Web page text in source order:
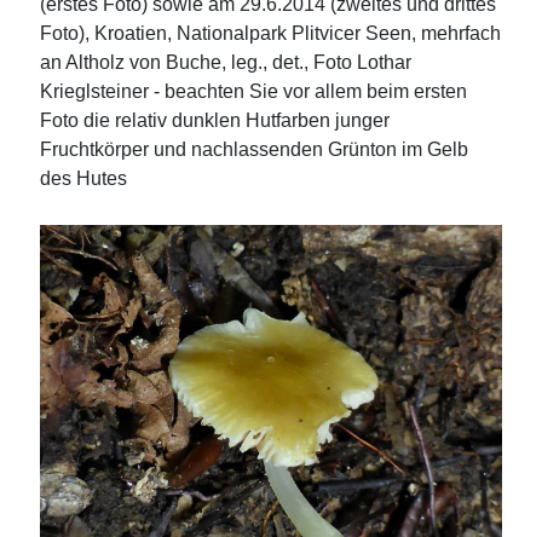
(erstes Foto) sowie am 29.6.2014 (zweites und drittes
Foto), Kroatien, Nationalpark Plitvicer Seen, mehrfach
an Altholz von Buche, leg., det., Foto Lothar
Krieglsteiner - beachten Sie vor allem beim ersten
Foto die relativ dunklen Hutfarben junger
Fruchtkörper und nachlassenden Grünton im Gelb
des Hutes